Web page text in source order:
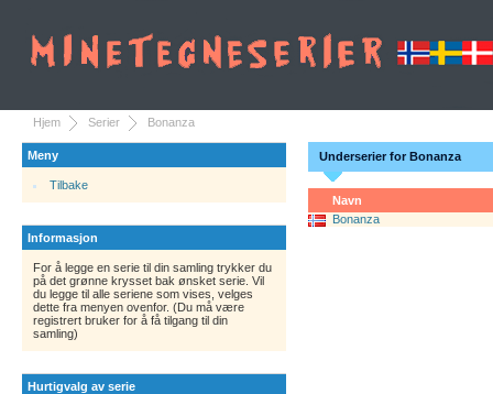
Hjem Serier Bonanza
Meny
Tilbake
Informasjon
For å legge en serie til din samling trykker du
på det grønne krysset bak ønsket serie. Vil
du legge til alle seriene som vises, velges
dette fra menyen ovenfor. (Du må være
registrert bruker for å få tilgang til din
samling)
Hurtigvalg av serie
Underserier for Bonanza
Navn
Bonanza